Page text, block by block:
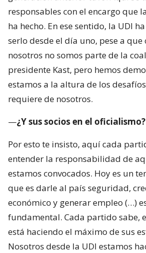
responsables con el encargo que
ha hecho. En ese sentido, la UDI
serlo desde el día uno, pese a
nosotros no somos parte de la
presidente Kast, pero hemos
estamos a la altura de los
requiere de nosotros.
—¿Y sus socios en el oficialismo?
Por esto te insisto, aquí cada
entender la responsabilidad de
estamos convocados. Hoy es un
que es darle al país seguridad,
económico y generar empleo (…)
fundamental. Cada partido sabe,
está haciendo el máximo de sus
Nosotros desde la UDI estamos